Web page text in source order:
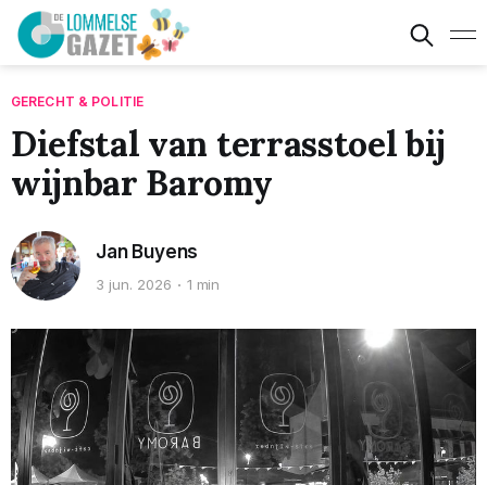
GERECHT & POLITIE
Diefstal van terrasstoel bij
wijnbar Baromy
Jan Buyens
3 jun. 2026 1 min